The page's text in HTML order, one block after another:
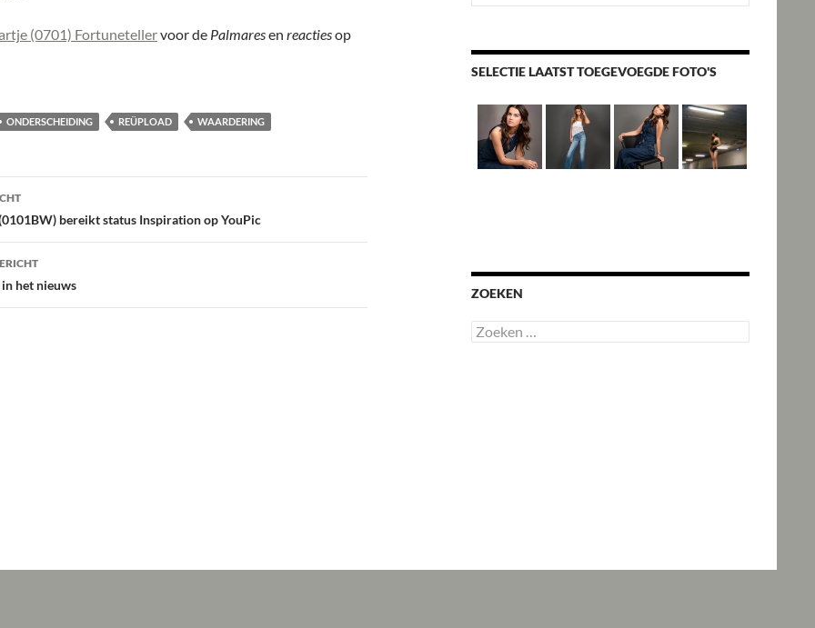
(0701) Fortunetellervoor de Palmaresen reactiesop
ONDERSCHEIDING REÜPLOAD WAARDERING
bereikt status Inspiration op YouPic
het nieuws
SELECTIE LAATST TOEGEVOEGDE FOTO'S
ZOEKEN
Zoeken
naar: